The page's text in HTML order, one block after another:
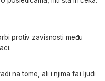
protiv zavisnosti među
na tome, ali i njima fali ljudi